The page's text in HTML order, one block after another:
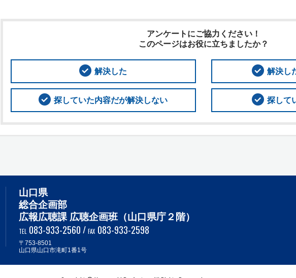
アンケートにご協力ください！
このページはお役に立ちましたか？
解決した 解決し
探していた内容だが解決しない 探して
山口県
総合企画部
広報広聴課 広聴企画班（山口県庁２階）
TEL 083-933-2560 / FAX 083-933-2598
〒753-8501
山口県山口市滝町1番1号